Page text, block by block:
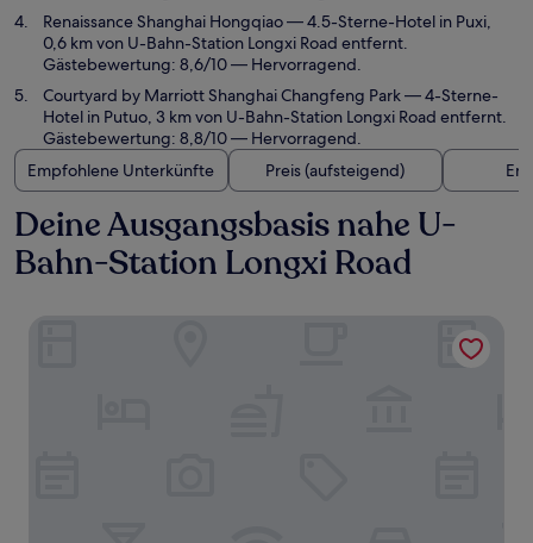
Renaissance Shanghai Hongqiao— 4.5-Sterne-Hotel in Puxi,
0,6 km von U-Bahn-Station Longxi Road entfernt.
Gästebewertung: 8,6/10 — Hervorragend.
Courtyard by Marriott Shanghai Changfeng Park— 4-Sterne-
Hotel in Putuo, 3 km von U-Bahn-Station Longxi Road entfernt.
Gästebewertung: 8,8/10 — Hervorragend.
Empfohlene Unterkünfte
Preis (aufsteigend)
Deine Ausgangsbasis nahe U-
Bahn-Station Longxi Road